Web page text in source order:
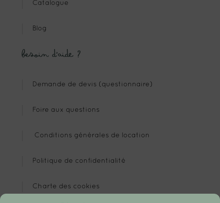
Catalogue
Blog
Besoin d’aide ?
Demande de devis (questionnaire)
Foire aux questions
Conditions générales de location
Politique de confidentialité
Charte des cookies